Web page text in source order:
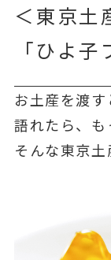
＜東京土
「ひよ子
お土産を渡
語れたら、も
そんな東京土